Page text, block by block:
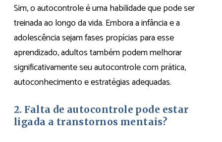
Sim, o autocontrole é uma habilidade que pode ser
treinada ao longo da vida. Embora a infância e a
adolescência sejam fases propícias para esse
aprendizado, adultos também podem melhorar
significativamente seu autocontrole com prática,
autoconhecimento e estratégias adequadas.
2. Falta de autocontrole pode estar
ligada a transtornos mentais?